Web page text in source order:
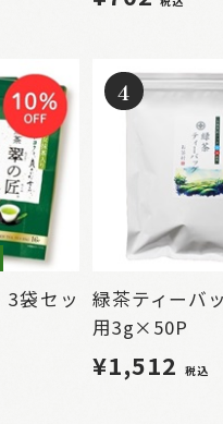
袋セッ
4
緑茶ティーバ
用3g×50P
¥1,512 税込